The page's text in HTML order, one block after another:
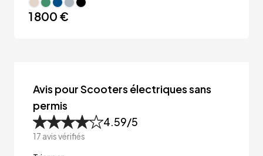
1 800 €
Avis pour Scooters électriques sans
permis
4.59/5
17 avis vérifiés